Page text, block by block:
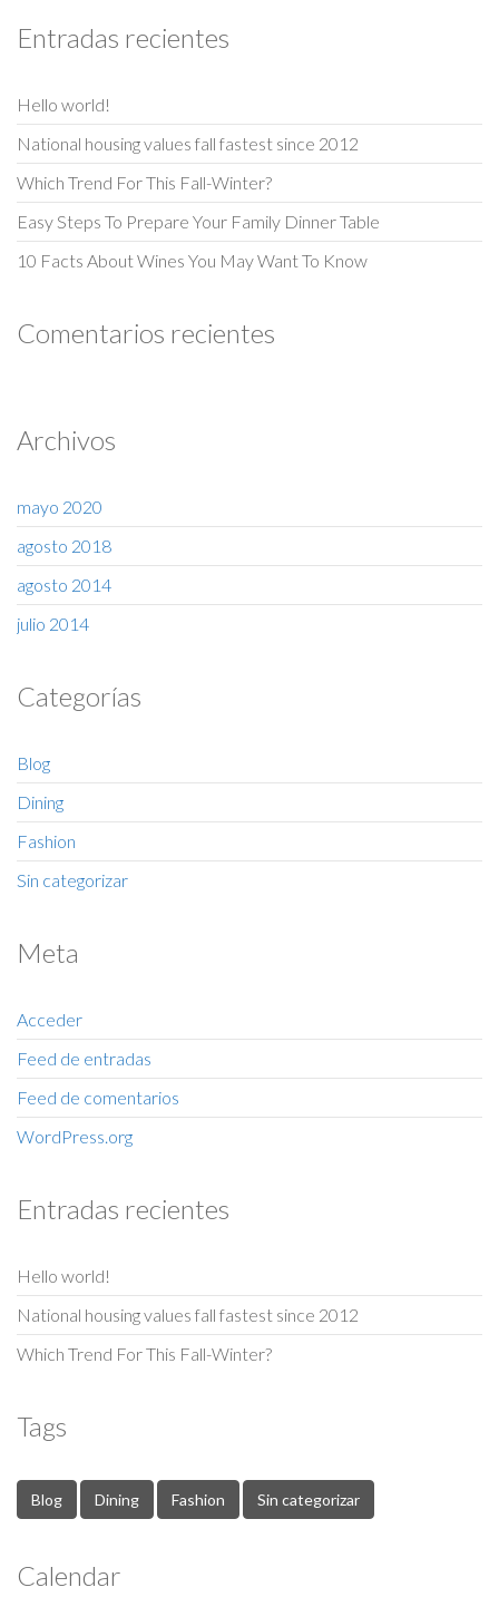
Entradas recientes
Hello world!
National housing values fall fastest since 2012
Which Trend For This Fall-Winter?
Easy Steps To Prepare Your Family Dinner Table
10 Facts About Wines You May Want To Know
Comentarios recientes
Archivos
mayo 2020
agosto 2018
agosto 2014
julio 2014
Categorías
Blog
Dining
Fashion
Sin categorizar
Meta
Acceder
Feed de entradas
Feed de comentarios
WordPress.org
Entradas recientes
Hello world!
National housing values fall fastest since 2012
Which Trend For This Fall-Winter?
Tags
Blog Dining Fashion Sin categorizar
Calendar